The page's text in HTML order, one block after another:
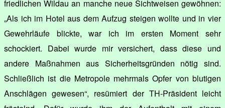
friedlichen Wildau an manche neue Sichtweisen gewöhnen:
„Als ich im Hotel aus dem Aufzug steigen wollte und in vier
Gewehrläufe blickte, war ich im ersten Moment sehr
schockiert. Dabei wurde mir versichert, dass diese und
andere Maßnahmen aus Sicherheitsgründen nötig sind.
Schließlich ist die Metropole mehrmals Opfer von blutigen
Anschlägen gewesen“, resümiert der TH-Präsident leicht